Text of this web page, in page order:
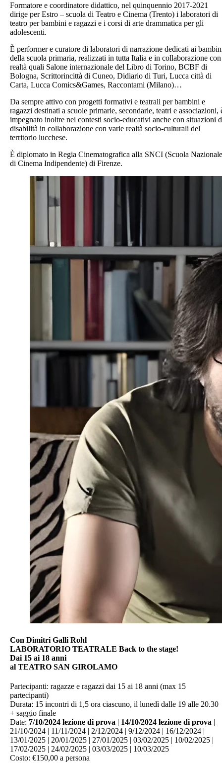
Formatore e coordinatore didattico, nel quinquennio 2017-2021
dirige per Estro – scuola di Teatro e Cinema (Trento) i laboratori di
teatro per bambini e ragazzi e i corsi di arte drammatica per gli
adolescenti.
È performer e curatore di laboratori di narrazione dedicati ai
della scuola primaria, realizzati in tutta Italia e in collaborazione con
realtà quali Salone internazionale del Libro di Torino, BCBF di
Bologna, Scrittorincittà di Cuneo, Didiario di Turi, Lucca città di
Carta, Lucca Comics&Games, Raccontami (Milano)…
Da sempre attivo con progetti formativi e teatrali per bambini e
ragazzi destinati a scuole primarie, secondarie, teatri e associazioni,
impegnato inoltre nei contesti socio-educativi anche con situazioni
disabilità in collaborazione con varie realtà socio-culturali del
territorio lucchese.
È diplomato in Regia Cinematografica alla SNCI (Scuola Nazionale
di Cinema Indipendente) di Firenze.
Con Dimitri Galli Rohl
LABORATORIO TEATRALE Back to the stage!
Dai 15 ai 18 anni
al TEATRO SAN GIROLAMO
Partecipanti: ragazze e ragazzi dai 15 ai 18 anni (max 15
partecipanti)
Durata: 15 incontri di 1,5 ora ciascuno, il lunedì dalle 19 alle 20.30
+ saggio finale
Date: 7/10/2024 lezione di prova | 14/10/2024 lezione di prova |
21/10/2024 | 11/11/2024 | 2/12/2024 | 9/12/2024 | 16/12/2024 |
13/01/2025 | 20/01/2025 | 27/01/2025 | 03/02/2025 | 10/02/2025 |
17/02/2025 | 24/02/2025 | 03/03/2025 | 10/03/2025
Costo: €150,00 a persona